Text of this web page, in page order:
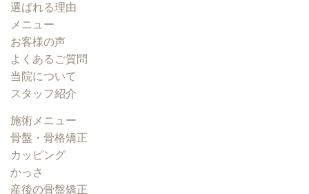
選ばれる理由
メニュー
お客様の声
よくあるご質問
当院について
スタッフ紹介
施術メニュー
骨盤・骨格矯正
カッピング
かっさ
産後の骨盤矯正